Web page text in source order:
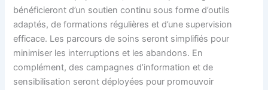
bénéficieront d’un soutien continu sous forme d’outils
adaptés, de formations régulières et d’une supervision
efficace. Les parcours de soins seront simplifiés pour
minimiser les interruptions et les abandons. En
complément, des campagnes d’information et de
sensibilisation seront déployées pour promouvoir